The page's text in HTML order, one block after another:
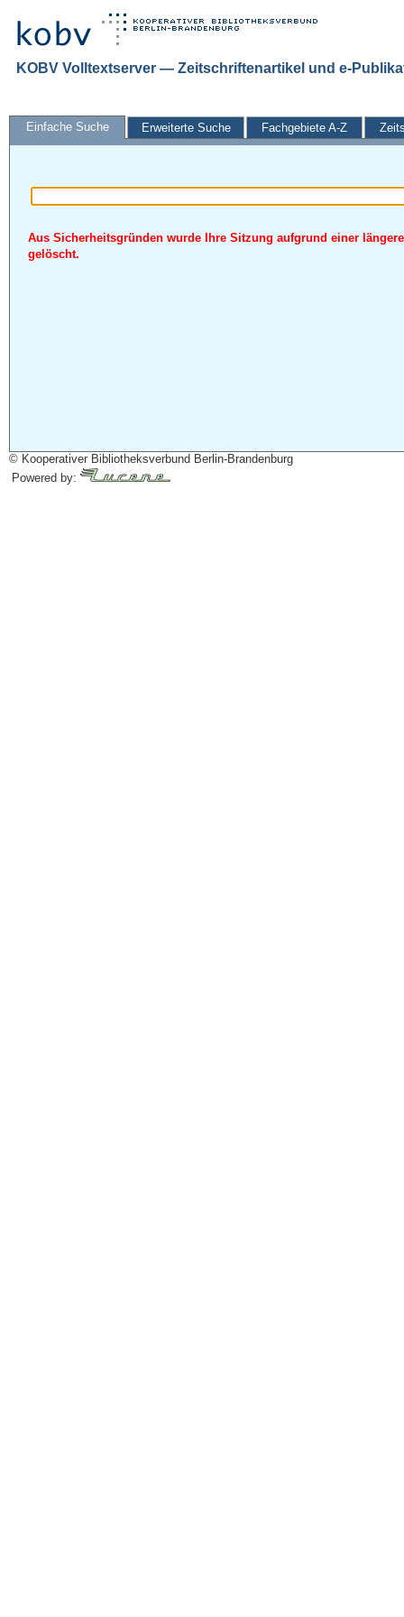
KOBV Volltextserver — Zeitschriftenartikel und e-
Einfache Suche Erweiterte Suche Fachgebiete A-Z
Aus Sicherheitsgründen wurde Ihre Sitzung aufgrund einer
gelöscht.
© Kooperativer Bibliotheksverbund Berlin-Brandenburg
Powered by: